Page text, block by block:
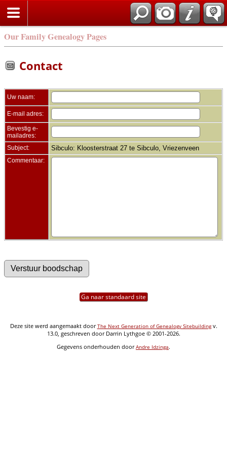
Our Family Genealogy Pages
Contact
Uw naam:
E-mail adres:
Bevestig e-
mailadres:
Subject:
Sibculo: Kloosterstraat 27 te Sibculo, Vriezenveen
Commentaar:
Ga naar standaard site
Deze site werd aangemaakt doorThe Next Generation of Genealogy Sitebuildingv.
13.0, geschreven door Darrin Lythgoe © 2001-2026.
Gegevens onderhouden doorAndre Idzinga.